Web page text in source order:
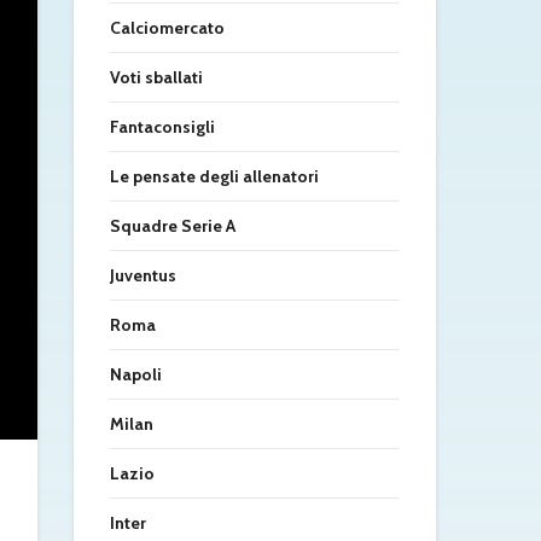
Calciomercato
Voti sballati
Fantaconsigli
Le pensate degli allenatori
Squadre Serie A
Juventus
Roma
Napoli
Milan
Lazio
Inter